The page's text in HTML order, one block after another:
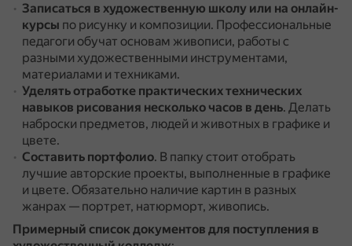
Записаться в художественную школу или на онлайн-
курсы по рисунку и композиции. Профессиональные
педагоги обучат основам живописи, работы с
разными художественными инструментами,
материалами и техниками.
Уделять отработке практических технических
навыков рисования несколько часов в день. Делать
наброски предметов, людей и животных в графике и
цвете.
Составить портфолио. В папку стоит отобрать
лучшие авторские проекты, выполненные в графике
и цвете. Обязательно наличие картин в разных
жанрах — портрет, натюрморт, живопись.
Примерный список документов для поступления в